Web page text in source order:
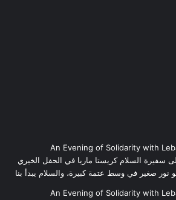
An Evening of Solidarity with
سفيرة السلام كريستا ماريا في الحفل الخيري
نور صغير في وسط عتمة كبيرة، والسلام يبدأ بنا
An Evening of Solidarity with